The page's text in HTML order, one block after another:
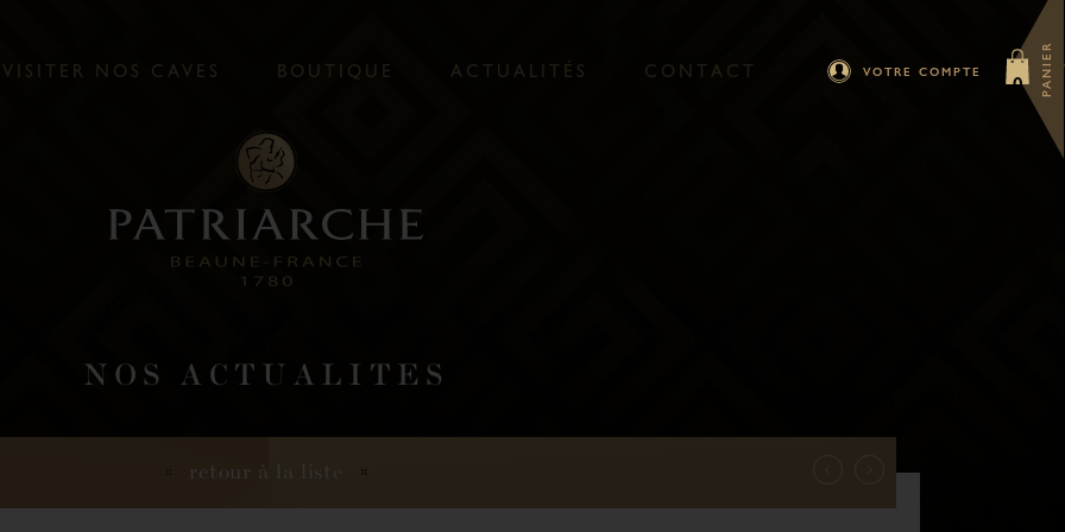
VOTRE COMPTE PANIER
0
V I S I T E R N O S C AV E S B O U T I Q U E A C T U A L I T É S C O N T A CT
NOS ACTUALITES
retour à la liste